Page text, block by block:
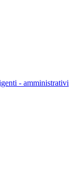
- amministrativi